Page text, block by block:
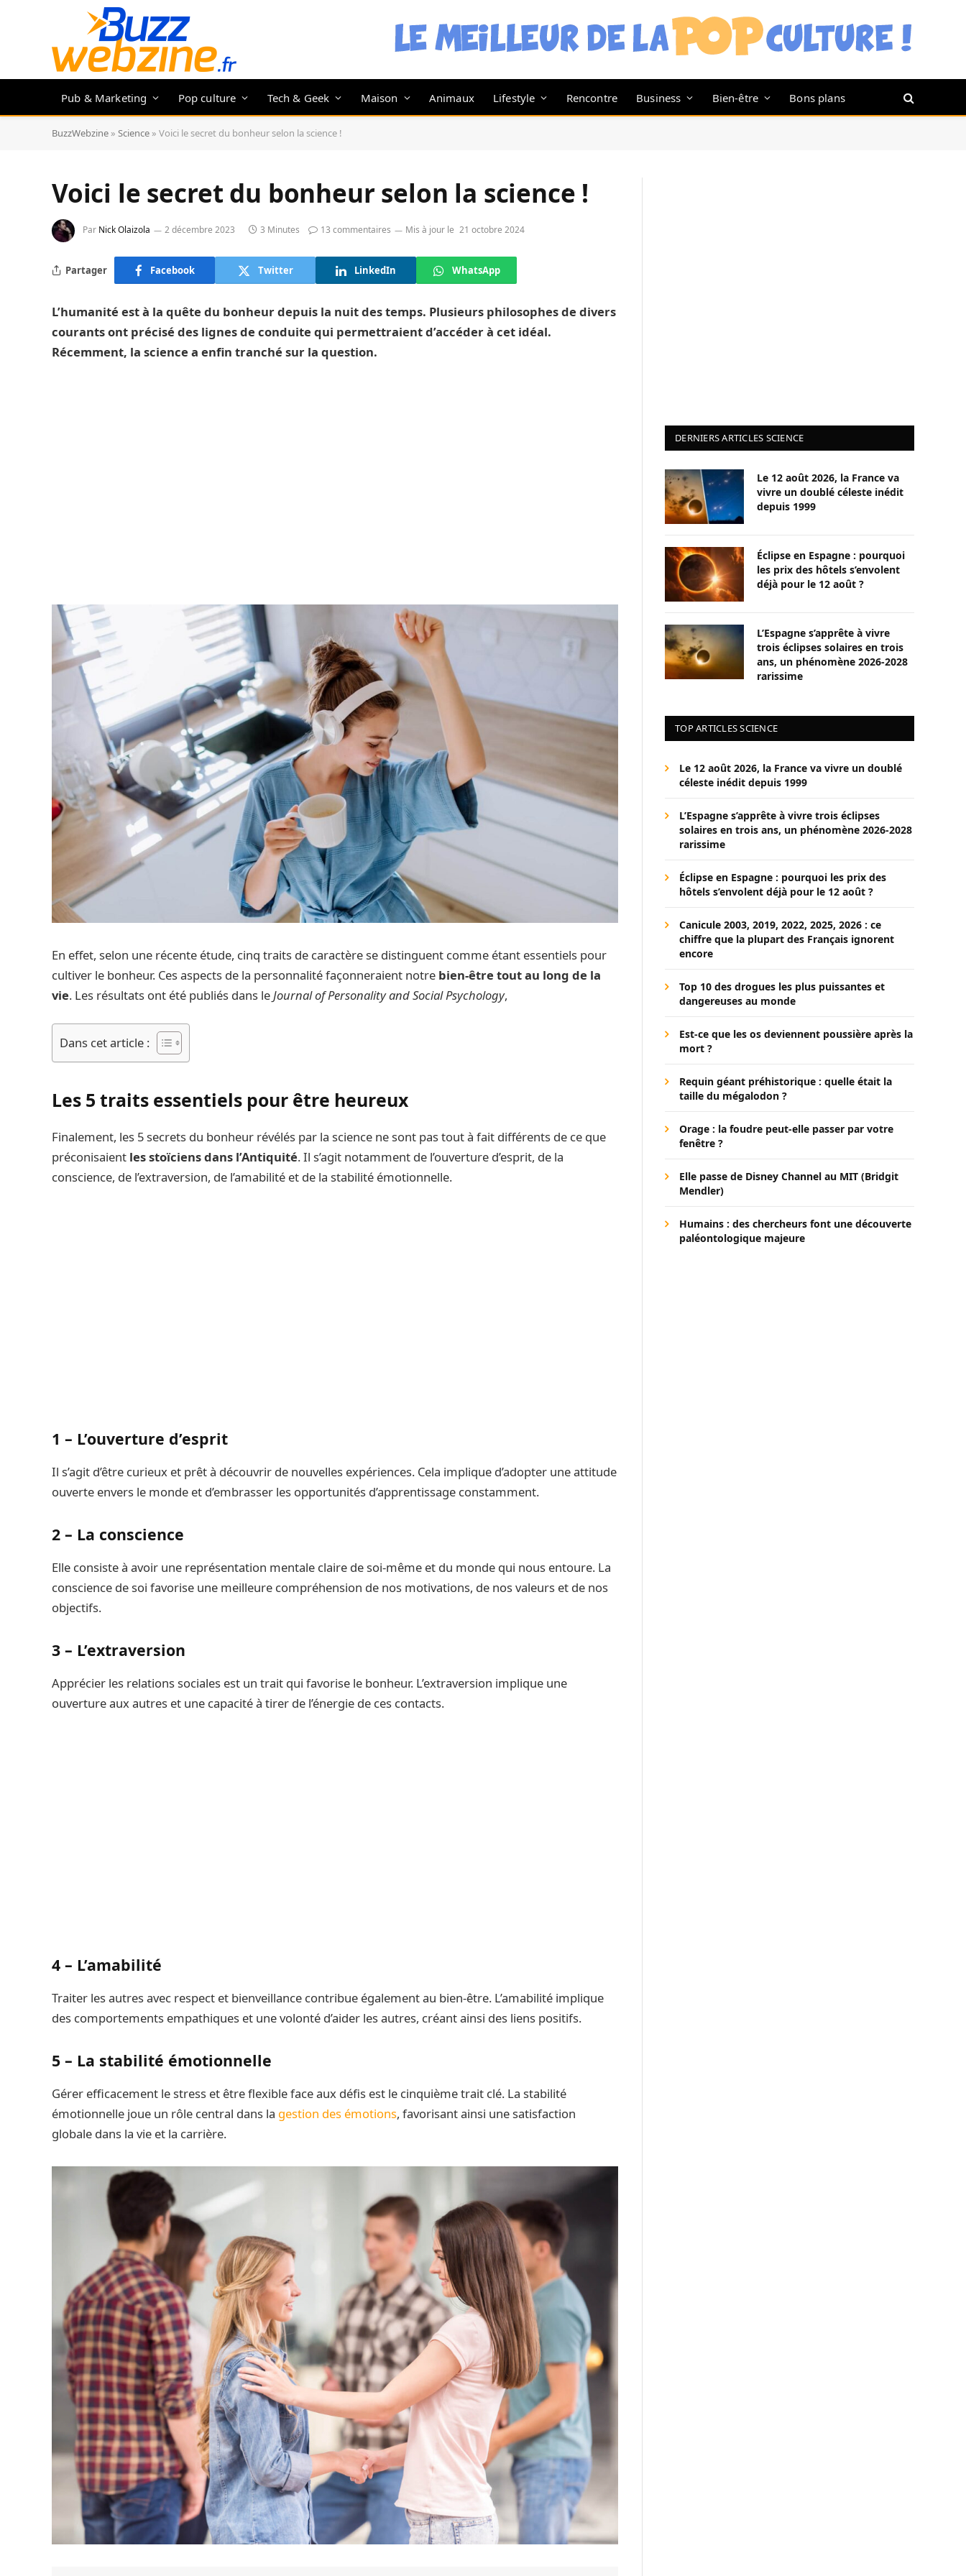
Pub & Marketing Pop culture Tech & Geek Maison Animaux Lifestyle Rencontre Business Bien-être Bons plans
BuzzWebzine » Science » Voici le secret du bonheur selon la science !
Voici le secret du bonheur selon la science !
Par Nick Olaizola 2 décembre 2023 3 Minutes 13 commentaires Mis à jour le 21 octobre 2024
Partager Facebook Twitter LinkedIn WhatsApp
L’humanité est à la quête du bonheur depuis la nuit des temps. Plusieurs philosophes de divers
courants ont précisé des lignes de conduite qui permettraient d’accéder à cet idéal.
Récemment, la science a enfin tranché sur la question.
En effet, selon une récente étude, cinq traits de caractère se distinguent comme étant essentiels pour
cultiver le bonheur. Ces aspects de la personnalité façonneraient notre bien-être tout au long de la
vie. Les résultats ont été publiés dans leJournal of Personality and Social Psychology,
Dans cet article :
Les 5 traits essentiels pour être heureux
Finalement, les 5 secrets du bonheur révélés par la science ne sont pas tout à fait différents de ce que
préconisaient les stoïciens dans l’Antiquité. Il s’agit notamment de l’ouverture d’esprit, de la
conscience, de l’extraversion, de l’amabilité et de la stabilité émotionnelle.
1 – L’ouverture d’esprit
Il s’agit d’être curieux et prêt à découvrir de nouvelles expériences. Cela implique d’adopter une attitude
ouverte envers le monde et d’embrasser les opportunités d’apprentissage constamment.
2 – La conscience
Elle consiste à avoir une représentation mentale claire de soi-même et du monde qui nous entoure. La
conscience de soi favorise une meilleure compréhension de nos motivations, de nos valeurs et de nos
objectifs.
3 – L’extraversion
Apprécier les relations sociales est un trait qui favorise le bonheur. L’extraversion implique une
ouverture aux autres et une capacité à tirer de l’énergie de ces contacts.
4 – L’amabilité
Traiter les autres avec respect et bienveillance contribue également au bien-être. L’amabilité implique
des comportements empathiques et une volonté d’aider les autres, créant ainsi des liens positifs.
5 – La stabilité émotionnelle
Gérer efficacement le stress et être flexible face aux défis est le cinquième trait clé. La stabilité
émotionnelle joue un rôle central dans la gestion des émotions, favorisant ainsi une satisfaction
globale dans la vie et la carrière.
DERNIERS ARTICLES SCIENCE
Le 12 août 2026, la France va
vivre un doublé céleste inédit
depuis 1999
Éclipse en Espagne : pourquoi
les prix des hôtels s’envolent
déjà pour le 12 août ?
L’Espagne s’apprête à vivre
trois éclipses solaires en trois
ans, un phénomène 2026-2028
rarissime
TOP ARTICLES SCIENCE
Le 12 août 2026, la France va vivre un doublé
céleste inédit depuis 1999
L’Espagne s’apprête à vivre trois éclipses
solaires en trois ans, un phénomène 2026-2028
rarissime
Éclipse en Espagne : pourquoi les prix des
hôtels s’envolent déjà pour le 12 août ?
Canicule 2003, 2019, 2022, 2025, 2026 : ce
chiffre que la plupart des Français ignorent
encore
Top 10 des drogues les plus puissantes et
dangereuses au monde
Est-ce que les os deviennent poussière après la
mort ?
Requin géant préhistorique : quelle était la
taille du mégalodon ?
Orage : la foudre peut-elle passer par votre
fenêtre ?
Elle passe de Disney Channel au MIT (Bridgit
Mendler)
Humains : des chercheurs font une découverte
paléontologique majeure